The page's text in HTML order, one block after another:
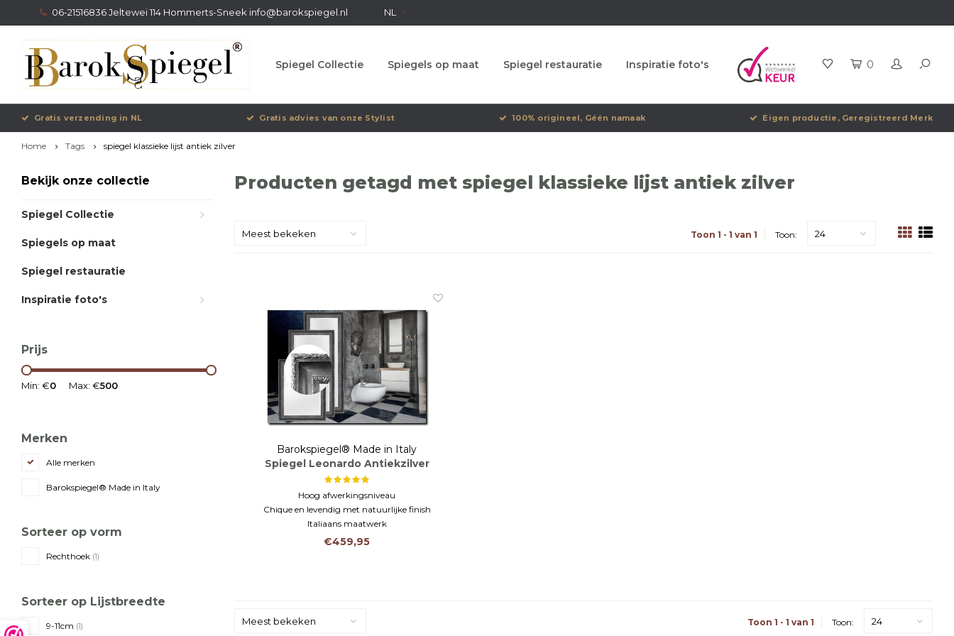
06-21516836 Jeltewei 114 Hommerts-Sneek info@barokspiegel.nl NL
Spiegel Collectie Spiegels op maat Spiegel restauratie Inspiratie foto's 0
Gratis verzending in NL Gratis advies van onze Stylist 100% origineel, Géén namaak Eigen productie, Geregistreerd Merk
Home Tags spiegel klassieke lijst antiek zilver
Bekijk onze collectie
Spiegel Collectie
Spiegels op maat
Spiegel restauratie
Inspiratie foto's
Prijs
Min: €0 Max: €500
Merken
Alle merken
Barokspiegel® Made in Italy
Sorteer op vorm
Rechthoek (1)
Sorteer op Lijstbreedte
9-11cm (1)
Producten getagd met spiegel klassieke lijst antiek zilver
Meest bekeken Toon 1 - 1 van 1 Toon: 24
Barokspiegel® Made in Italy
Spiegel Leonardo Antiekzilver
Hoog afwerkingsniveau
Chique en levendig met natuurlijke finish
Italiaans maatwerk
€459,95
Meest bekeken Toon 1 - 1 van 1 Toon: 24